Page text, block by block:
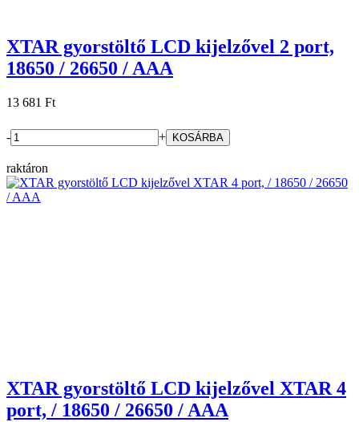
XTAR gyorstöltő LCD kijelzővel 2 port,
18650 / 26650 / AAA
13 681 Ft
- +
raktáron
XTAR gyorstöltő LCD kijelzővel XTAR 4
port, / 18650 / 26650 / AAA